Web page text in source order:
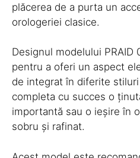
plăcerea de a purta un
orologeriei clasice.
Designul modelului
pentru a oferi un aspect
de integrat în diferite
completa cu succes o
importantă sau o ieșire în
sobru și rafinat.